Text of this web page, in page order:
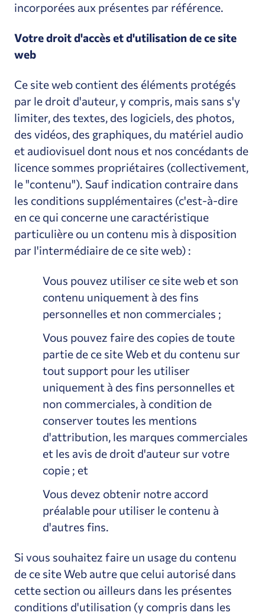
incorporées aux présentes par référence.
Votre droit d'accès et d'utilisation de ce site
web
Ce site web contient des éléments protégés
par le droit d'auteur, y compris, mais sans s'y
limiter, des textes, des logiciels, des photos,
des vidéos, des graphiques, du matériel audio
et audiovisuel dont nous et nos concédants de
licence sommes propriétaires (collectivement,
le "contenu"). Sauf indication contraire dans
les conditions supplémentaires (c'est-à-dire
en ce qui concerne une caractéristique
particulière ou un contenu mis à disposition
par l'intermédiaire de ce site web) :
Vous pouvez utiliser ce site web et son
contenu uniquement à des fins
personnelles et non commerciales ;
Vous pouvez faire des copies de toute
partie de ce site Web et du contenu sur
tout support pour les utiliser
uniquement à des fins personnelles et
non commerciales, à condition de
conserver toutes les mentions
d'attribution, les marques commerciales
et les avis de droit d'auteur sur votre
copie ; et
Vous devez obtenir notre accord
préalable pour utiliser le contenu à
d'autres fins.
Si vous souhaitez faire un usage du contenu
de ce site Web autre que celui autorisé dans
cette section ou ailleurs dans les présentes
conditions d'utilisation (y compris dans les